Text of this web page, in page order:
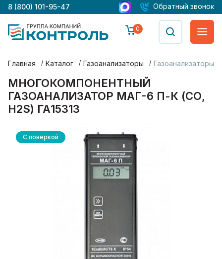
8 (800) 101-95-47 Обратный звонок
0
Главная Каталог Газоанализаторы Газоанализаторы
МНОГОКОМПОНЕНТНЫЙ
ГАЗОАНАЛИЗАТОР МАГ-6 П-К (СО,
H2S) ГА15313
С поверкой